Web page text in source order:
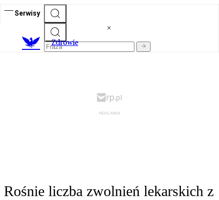
Serwisy
Zdrowie
Rośnie liczba zwolnień lekarskich z